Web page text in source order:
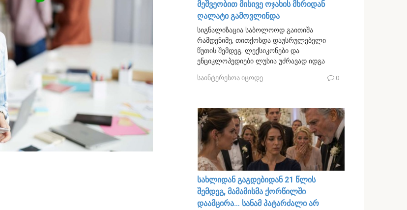
მეშვეობით მისივე ოჯახის მხრიდან
ღალატი გამოვლინდა
სიგნალიზაცია საბოლოოდ გაითიშა
რამდენიმე, თითქოსდა დაუსრულებელი
წუთის შემდეგ. ლექსიკონები და
ენციკლოპედიები ლუსია უძრავად იდგა
საინტერესოა იცოდე 0
სახლიდან გაგდებიდან 21 წლის
შემდეგ, მამამისმა ქორწილში
დაამცირა… სანამ პატარძალი არ